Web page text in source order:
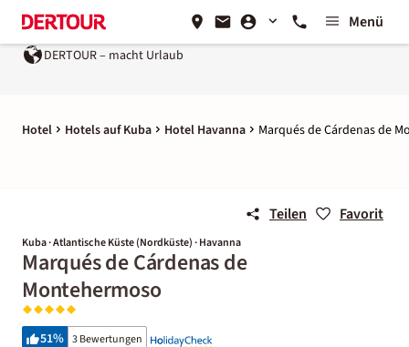
Menü
DERTOUR – macht Urlaub
Hotel Hotels auf Kuba Hotel Havanna Marqués de Cárdenas de
Teilen Favorit
Kuba · Atlantische Küste (Nordküste) · Havanna
Marqués de Cárdenas de
Montehermoso
51% 3 Bewertungen